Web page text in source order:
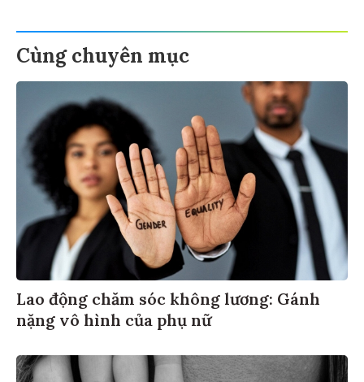
Cùng chuyên mục
Lao động chăm sóc không lương: Gánh
nặng vô hình của phụ nữ